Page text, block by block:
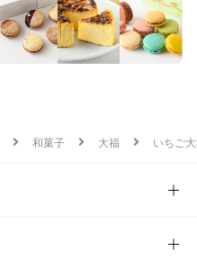
和菓子 大福 いちご